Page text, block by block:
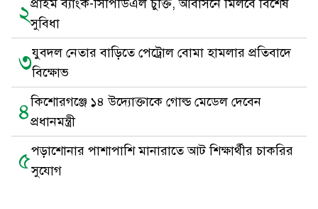
২প্রাইম ব্যাংক-সিপিডিএল চুক্তি, আবাসনে মিলবে বিশেষ
সুবিধা
৩যুবদল নেতার বাড়িতে পেট্রোল বোমা হামলার প্রতিবাদে
বিক্ষোভ
৪কিশোরগঞ্জে ১৪ উদ্যোক্তাকে গোল্ড মেডেল দেবেন
প্রধানমন্ত্রী
৫পড়াশোনার পাশাপাশি মানারাতে আট শিক্ষার্থীর চাকরির
সুযোগ